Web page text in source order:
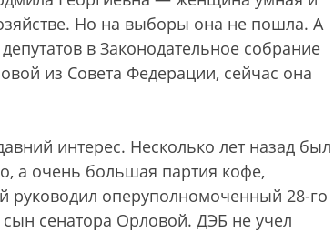
Но на выборы она не пошла. А
в Законодательное собрание
из Совета Федерации, сейчас она
интерес. Несколько лет назад был
а очень большая партия кофе,
руководил оперуполномоченный 28-го
сенатора Орловой. ДЭБ не учел